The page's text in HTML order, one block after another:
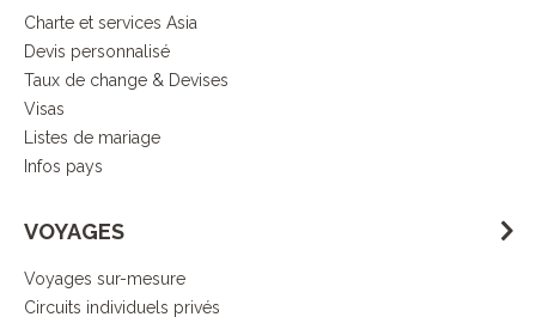
Charte et services Asia
Devis personnalisé
Taux de change & Devises
Visas
Listes de mariage
Infos pays
VOYAGES
Voyages sur-mesure
Circuits individuels privés